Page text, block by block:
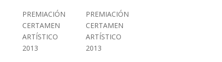
PREMIACIÓN
CERTAMEN
ARTÍSTICO
2013
PREMIACIÓN
CERTAMEN
ARTÍSTICO
2013